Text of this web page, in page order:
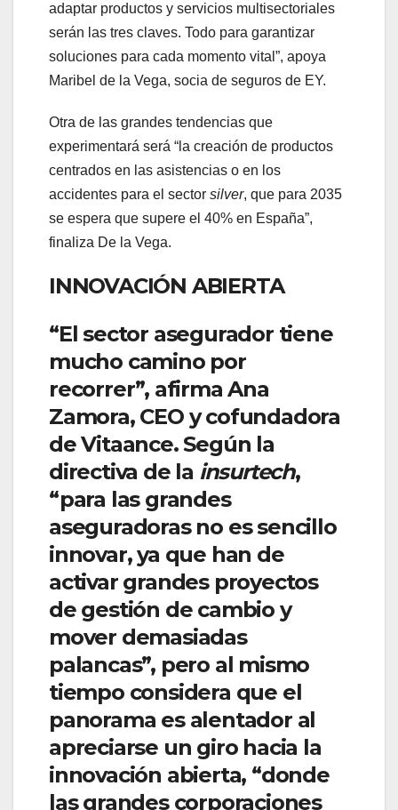
adaptar productos y servicios multisectoriales
serán las tres claves. Todo para garantizar
soluciones para cada momento vital”, apoya
Maribel de la Vega, socia de seguros de EY.
Otra de las grandes tendencias que
experimentará será “la creación de productos
centrados en las asistencias o en los
accidentes para el sector silver, que para 2035
se espera que supere el 40% en España”,
finaliza De la Vega.
INNOVACIÓN ABIERTA
“El sector asegurador tiene
mucho camino por
recorrer”, afirma Ana
Zamora, CEO y cofundadora
de Vitaance. Según la
directiva de la insurtech,
“para las grandes
aseguradoras no es sencillo
innovar, ya que han de
activar grandes proyectos
de gestión de cambio y
mover demasiadas
palancas”, pero al mismo
tiempo considera que el
panorama es alentador al
apreciarse un giro hacia la
innovación abierta, “donde
las grandes corporaciones